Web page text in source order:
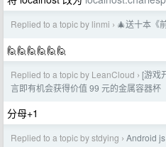
Replied to a topic by linmi › 🎄送十本《
🙋🙋🙋🙋🙋🙋
Replied to a topic by LeanCloud › [游戏
言即有机会获得价值 99 元的金属容器杯
分母+1
Replied to a topic by stdying › Android